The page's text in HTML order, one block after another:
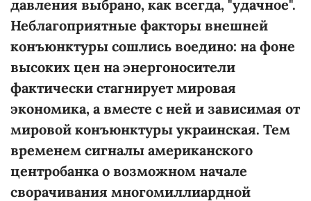
давления выбрано, как всегда, "удачное".
Неблагоприятные факторы внешней
конъюнктуры сошлись воедино: на фоне
высоких цен на энергоносители
фактически стагнирует мировая
экономика, а вместе с ней и зависимая от
мировой конъюнктуры украинская. Тем
временем сигналы американского
центробанка о возможном начале
сворачивания многомиллиардной